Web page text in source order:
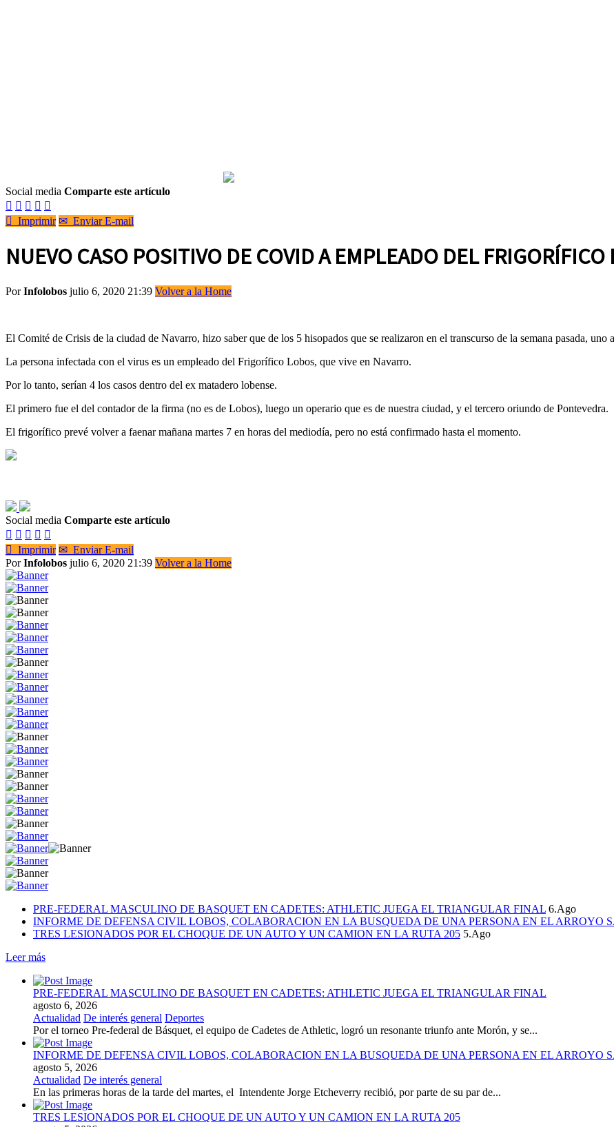
Social media Comparte este artículo
    
 Imprimir ✉ Enviar E-mail
NUEVO CASO POSITIVO DE COVID A EMPLEADO DEL
PorInfolobos julio 6, 2020 21:39 Volver a la Home
El Comité de Crisis de la ciudad de Navarro, hizo saber que de los 5 hisopados que se realizaron en el transcurso de la semana pasada,
La persona infectada con el virus es un empleado del Frigorífico Lobos, que vive en Navarro.
Por lo tanto, serían 4 los casos dentro del ex matadero lobense.
El primero fue el del contador de la firma (no es de Lobos), luego un operario que es de nuestra ciudad, y el tercero oriundo de Pontevedra.
El frigorífico prevé volver a faenar mañana martes 7 en horas del mediodía, pero no está confirmado hasta el momento.
Social media Comparte este artículo
    
 Imprimir ✉ Enviar E-mail
PorInfolobos julio 6, 2020 21:39 Volver a la Home
PRE-FEDERAL MASCULINO DE BASQUET EN CADETES: ATHLETIC JUEGA EL TRIANGULAR FINAL 6.Ago
INFORME DE DEFENSA CIVIL LOBOS, COLABORACION EN LA BUSQUEDA DE UNA PERSONA EN EL ARROYO
TRES LESIONADOS POR EL CHOQUE DE UN AUTO Y UN CAMION EN LA RUTA 205 5.Ago
Leer más
PRE-FEDERAL MASCULINO DE BASQUET EN CADETES: ATHLETIC JUEGA EL TRIANGULAR FINAL
agosto 6, 2026
Actualidad De interés general Deportes
Por el torneo Pre-federal de Básquet, el equipo de Cadetes de Athletic, logró un resonante triunfo ante Morón, y se...
INFORME DE DEFENSA CIVIL LOBOS, COLABORACION EN LA BUSQUEDA DE UNA PERSONA EN EL ARROYO
agosto 5, 2026
Actualidad De interés general
En las primeras horas de la tarde del martes, el Intendente Jorge Etcheverry recibió, por parte de su par de...
TRES LESIONADOS POR EL CHOQUE DE UN AUTO Y UN CAMION EN LA RUTA 205